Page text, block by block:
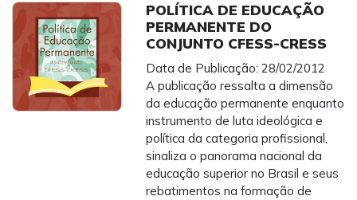
POLÍTICA DE EDUCAÇÃO
PERMANENTE DO
CONJUNTO CFESS-CRESS
Data de Publicação: 28/02/2012
A publicação ressalta a dimensão
da educação permanente enquanto
instrumento de luta ideológica e
política da categoria profissional,
sinaliza o panorama nacional da
educação superior no Brasil e seus
rebatimentos na formação de